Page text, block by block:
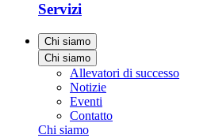
Servizi
Chi siamo
Chi siamo
Allevatori di successo
Notizie
Eventi
Contatto
Chi siamo